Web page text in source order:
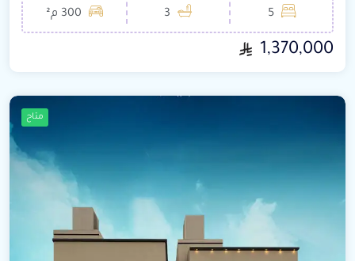
5
3
300 م²
1,370,000
متاح